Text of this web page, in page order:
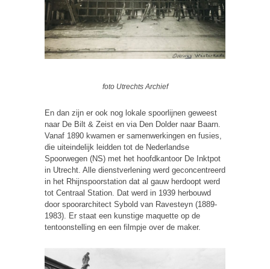
foto Utrechts Archief
En dan zijn er ook nog lokale spoorlijnen geweest
naar De Bilt & Zeist en via Den Dolder naar Baarn.
Vanaf 1890 kwamen er samenwerkingen en fusies,
die uiteindelijk leidden tot de Nederlandse
Spoorwegen (NS) met het hoofdkantoor De Inktpot
in Utrecht. Alle dienstverlening werd geconcentreerd
in het Rhijnspoorstation dat al gauw herdoopt werd
tot Centraal Station. Dat werd in 1939 herbouwd
door spoorarchitect Sybold van Ravesteyn (1889-
1983). Er staat een kunstige maquette op de
tentoonstelling en een filmpje over de maker.